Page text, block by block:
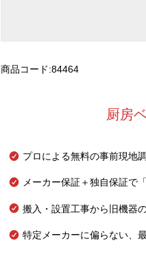
商品コード:84464
厨房
プロによる無料の事前現地
メーカー保証＋独自保証で
搬入・設置工事から旧機器
特定メーカーに偏らない、